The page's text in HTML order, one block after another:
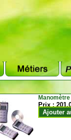
Prix :
Ajouter